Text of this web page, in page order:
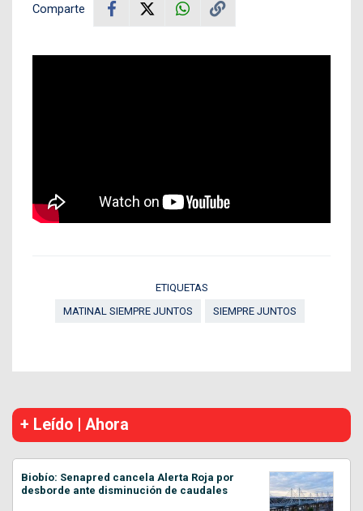
Comparte
ETIQUETAS
MATINAL SIEMPRE JUNTOS
SIEMPRE JUNTOS
+ Leído | Ahora
Biobío: Senapred cancela Alerta Roja por
desborde ante disminución de caudales